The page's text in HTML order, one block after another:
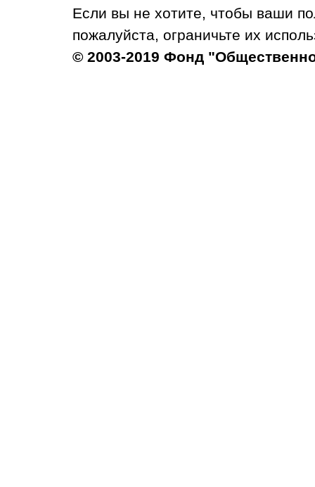
Если вы не хотите, чтобы ваши
пожалуйста, ограничьте их
© 2003-2019 Фонд